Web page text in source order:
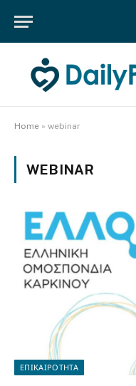
Home » webinar
WEBINAR
ΕΠΙΚΑΙΡΟΤΗΤΑ